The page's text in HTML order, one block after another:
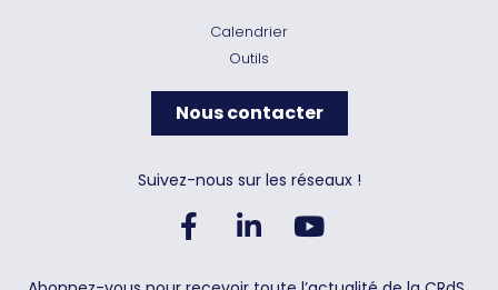
Calendrier
Outils
Nous contacter
Suivez-nous sur les réseaux !